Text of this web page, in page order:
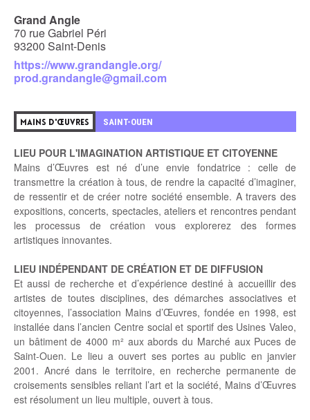
Grand Angle
70 rue Gabriel Péri
93200 Saint-Denis
https://www.grandangle.org/
prod.grandangle@gmail.com
MAINS D'ŒUVRES SAINT-OUEN
LIEU POUR L'IMAGINATION ARTISTIQUE ET CITOYENNE
Mains d’Œuvres est né d’une envie fondatrice : celle de
transmettre la création à tous, de rendre la capacité d’imaginer,
de ressentir et de créer notre société ensemble. A travers des
expositions, concerts, spectacles, ateliers et rencontres pendant
les processus de création vous explorerez des formes
artistiques innovantes.
LIEU INDÉPENDANT DE CRÉATION ET DE DIFFUSION
Et aussi de recherche et d’expérience destiné à accueillir des
artistes de toutes disciplines, des démarches associatives et
citoyennes, l’association Mains d’Œuvres, fondée en 1998, est
installée dans l’ancien Centre social et sportif des Usines Valeo,
un bâtiment de 4000 m² aux abords du Marché aux Puces de
Saint-Ouen. Le lieu a ouvert ses portes au public en janvier
2001. Ancré dans le territoire, en recherche permanente de
croisements sensibles reliant l’art et la société, Mains d’Œuvres
est résolument un lieu multiple, ouvert à tous.